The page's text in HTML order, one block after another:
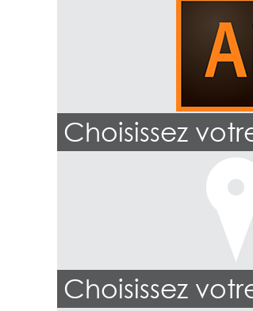
Choisissez
Choisissez